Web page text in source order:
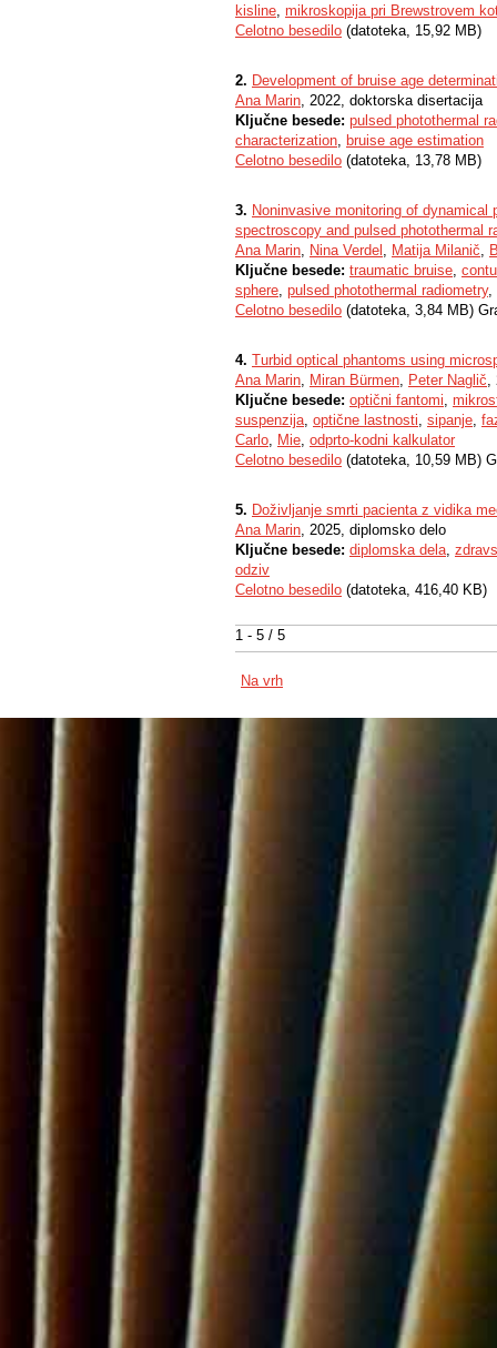
1 - 5 / 5
kisline, mikroskopija pri Brewstrovem
Celotno besedilo (datoteka, 15,92 MB)
2. Development of bruise age
Ana Marin, 2022, doktorska disertacija
Ključne besede: pulsed photothermal
characterization, bruise age estimation
Celotno besedilo (datoteka, 13,78 MB)
3. Noninvasive monitoring of
spectroscopy and pulsed photothermal
Ana Marin, Nina Verdel , Matija Milanič,
Ključne besede: traumatic bruise,
sphere, pulsed photothermal radiometry,
Celotno besedilo (datoteka, 3,84 MB)
4. Turbid optical phantoms using
Ana Marin, Miran Bürmen, Peter Naglič,
Ključne besede: optični fantomi,
suspenzija, optične lastnosti, sipanje,
Carlo, Mie, odprto-kodni kalkulator
Celotno besedilo (datoteka, 10,59 MB)
5. Doživljanje smrti pacienta z vidika
Ana Marin, 2025, diplomsko delo
Ključne besede: diplomska dela,
odziv
Celotno besedilo (datoteka, 416,40 KB)
Na vrh